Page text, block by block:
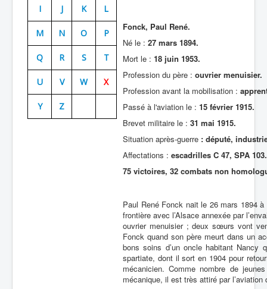
Personnels
Doctrines
Batailles
Les As
Cahiers des As
I J K L
M N O P
Q R S T
U V W X
Y Z
Fonck, Paul René.
Né le : 27 mars 1894.
Mort le : 18 juin 1953.
Profession du père : ouvrier menuisier.
Profession avant la mobilisation :
Passé à l'aviation le : 15 février 1915.
Brevet militaire le : 31 mai 1915.
Situation après-guerre : député,
Affectations : escadrilles C 47, SPA 103.
75 victoires, 32 combats non
Paul René Fonck nait le 26 mars 1894
frontière avec l’Alsace annexée par
ouvrier menuisier ; deux sœurs vont
Fonck quand son père meurt dans un
bons soins d’un oncle habitant
spartiate, dont il sort en 1904 pour
mécanicien. Comme nombre de
mécanique, il est très attiré par